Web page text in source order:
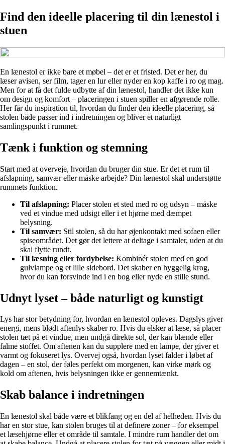
Find den ideelle placering til din lænestol i
stuen
En lænestol er ikke bare et møbel – det er et fristed. Det er her, du
læser avisen, ser film, tager en lur eller nyder en kop kaffe i ro og mag.
Men for at få det fulde udbytte af din lænestol, handler det ikke kun
om design og komfort – placeringen i stuen spiller en afgørende rolle.
Her får du inspiration til, hvordan du finder den ideelle placering, så
stolen både passer ind i indretningen og bliver et naturligt
samlingspunkt i rummet.
Tænk i funktion og stemning
Start med at overveje, hvordan du bruger din stue. Er det et rum til
afslapning, samvær eller måske arbejde? Din lænestol skal understøtte
rummets funktion.
Til afslapning: Placer stolen et sted med ro og udsyn – måske
ved et vindue med udsigt eller i et hjørne med dæmpet
belysning.
Til samvær: Stil stolen, så du har øjenkontakt med sofaen eller
spiseområdet. Det gør det lettere at deltage i samtaler, uden at du
skal flytte rundt.
Til læsning eller fordybelse: Kombinér stolen med en god
gulvlampe og et lille sidebord. Det skaber en hyggelig krog,
hvor du kan forsvinde ind i en bog eller nyde en stille stund.
Udnyt lyset – både naturligt og kunstigt
Lys har stor betydning for, hvordan en lænestol opleves. Dagslys giver
energi, mens blødt aftenlys skaber ro. Hvis du elsker at læse, så placer
stolen tæt på et vindue, men undgå direkte sol, der kan blænde eller
falme stoffet. Om aftenen kan du supplere med en lampe, der giver et
varmt og fokuseret lys. Overvej også, hvordan lyset falder i løbet af
dagen – en stol, der føles perfekt om morgenen, kan virke mørk og
kold om aftenen, hvis belysningen ikke er gennemtænkt.
Skab balance i indretningen
En lænestol skal både være et blikfang og en del af helheden. Hvis du
har en stor stue, kan stolen bruges til at definere zoner – for eksempel
et læsehjørne eller et område til samtale. I mindre rum handler det om